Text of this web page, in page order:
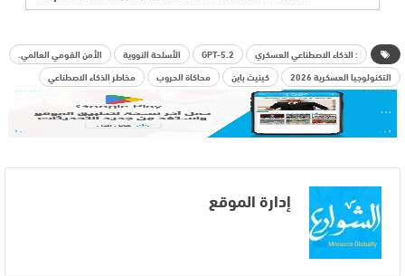
: الذكاء الاصطناعي العسكري GPT-5.2 الأسلحة النووية
الأمن القومي العالمي.
التكنولوجيا العسكرية 2026
كينيث باين محاكاة الحروب مخاطر الذكاء الاصطناعي
إدارة الموقع